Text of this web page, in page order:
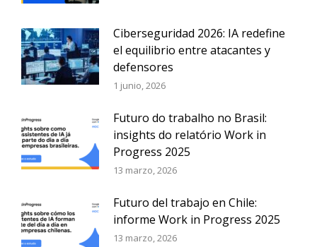
Ciberseguridad 2026: IA redefine
el equilibrio entre atacantes y
defensores
1 junio, 2026
Futuro do trabalho no Brasil:
insights do relatório Work in
Progress 2025
13 marzo, 2026
Futuro del trabajo en Chile:
informe Work in Progress 2025
13 marzo, 2026